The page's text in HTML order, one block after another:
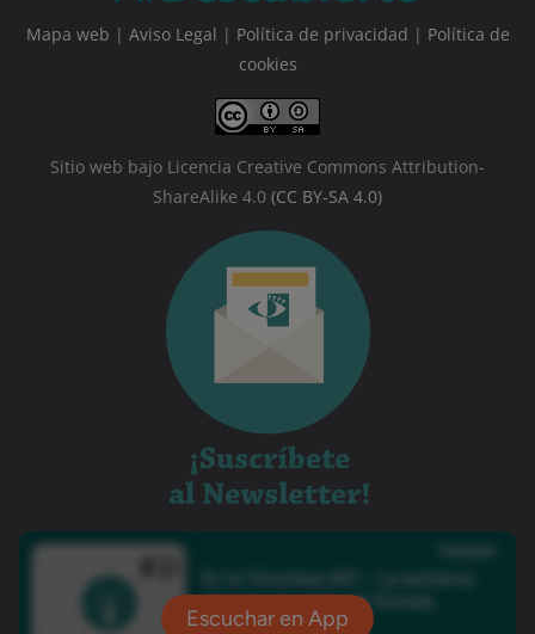
Mapa web | Aviso Legal | Política de privacidad | Política de
cookies
Sitio web bajo Licencia Creative Commons Attribution-
ShareAlike 4.0 (CC BY-SA 4.0)